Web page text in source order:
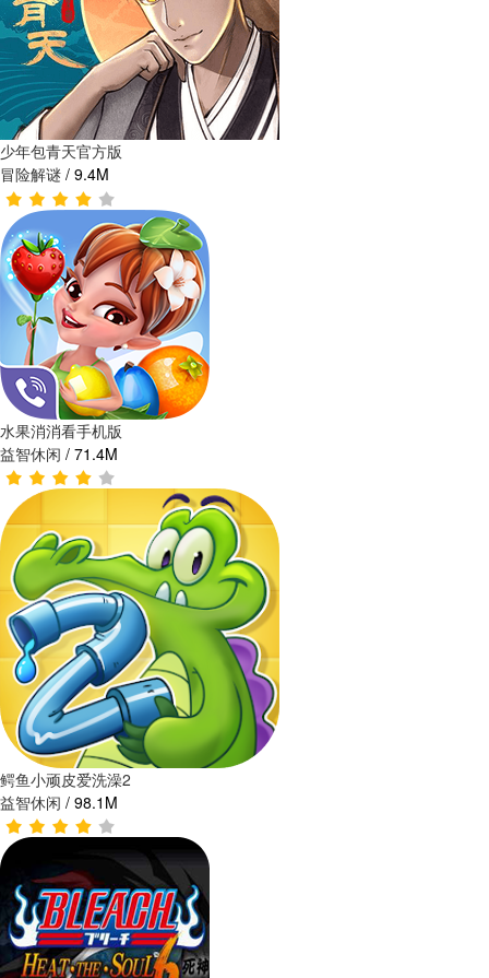
少年包青天官方版
冒险解谜 / 9.4M
水果消消看手机版
益智休闲 / 71.4M
鳄鱼小顽皮爱洗澡2
益智休闲 / 98.1M